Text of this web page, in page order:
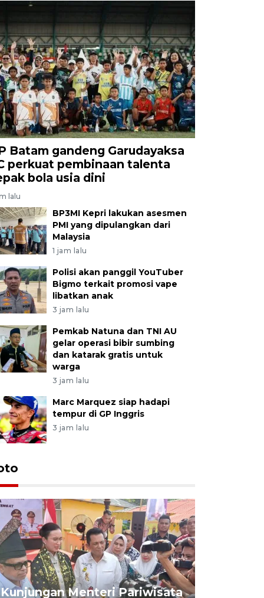
Batam gandeng Garudayaksa
perkuat pembinaan talenta
bola usia dini
lalu
BP3MI Kepri lakukan asesmen
PMI yang dipulangkan dari
Malaysia
1 jam lalu
Polisi akan panggil YouTuber
Bigmo terkait promosi vape
libatkan anak
3 jam lalu
Pemkab Natuna dan TNI AU
gelar operasi bibir sumbing
dan katarak gratis untuk
warga
3 jam lalu
Marc Marquez siap hadapi
tempur di GP Inggris
3 jam lalu
Kunjungan Menteri Pariwisata